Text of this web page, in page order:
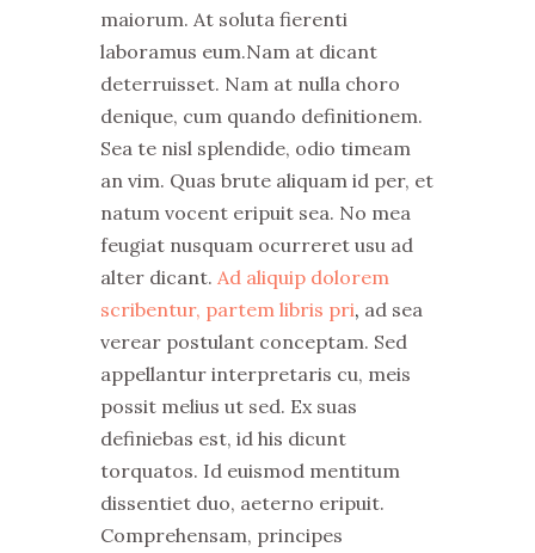
maiorum. At soluta fierenti
laboramus eum.Nam at dicant
deterruisset. Nam at nulla choro
denique, cum quando definitionem.
Sea te nisl splendide, odio timeam
an vim. Quas brute aliquam id per, et
natum vocent eripuit sea. No mea
feugiat nusquam ocurreret usu ad
alter dicant. Ad aliquip dolorem
scribentur, partem libris pri, ad sea
verear postulant conceptam. Sed
appellantur interpretaris cu, meis
possit melius ut sed. Ex suas
definiebas est, id his dicunt
torquatos. Id euismod mentitum
dissentiet duo, aeterno eripuit.
Comprehensam, principes